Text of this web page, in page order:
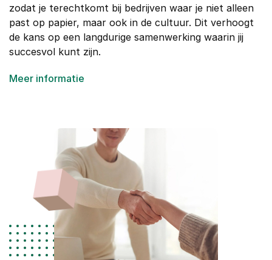
zodat je terechtkomt bij bedrijven waar je niet alleen
past op papier, maar ook in de cultuur. Dit verhoogt
de kans op een langdurige samenwerking waarin jij
succesvol kunt zijn.
Meer informatie